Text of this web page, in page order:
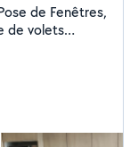
de Fenêtres,
de volets
de vitrage
mettre mes
moi